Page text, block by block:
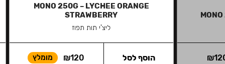
₪
MONO 250G – LYCHEE ORANGE
STRAWBERRY
ליצ'י תות תפוז
₪120 מומלץ הוסף לסל